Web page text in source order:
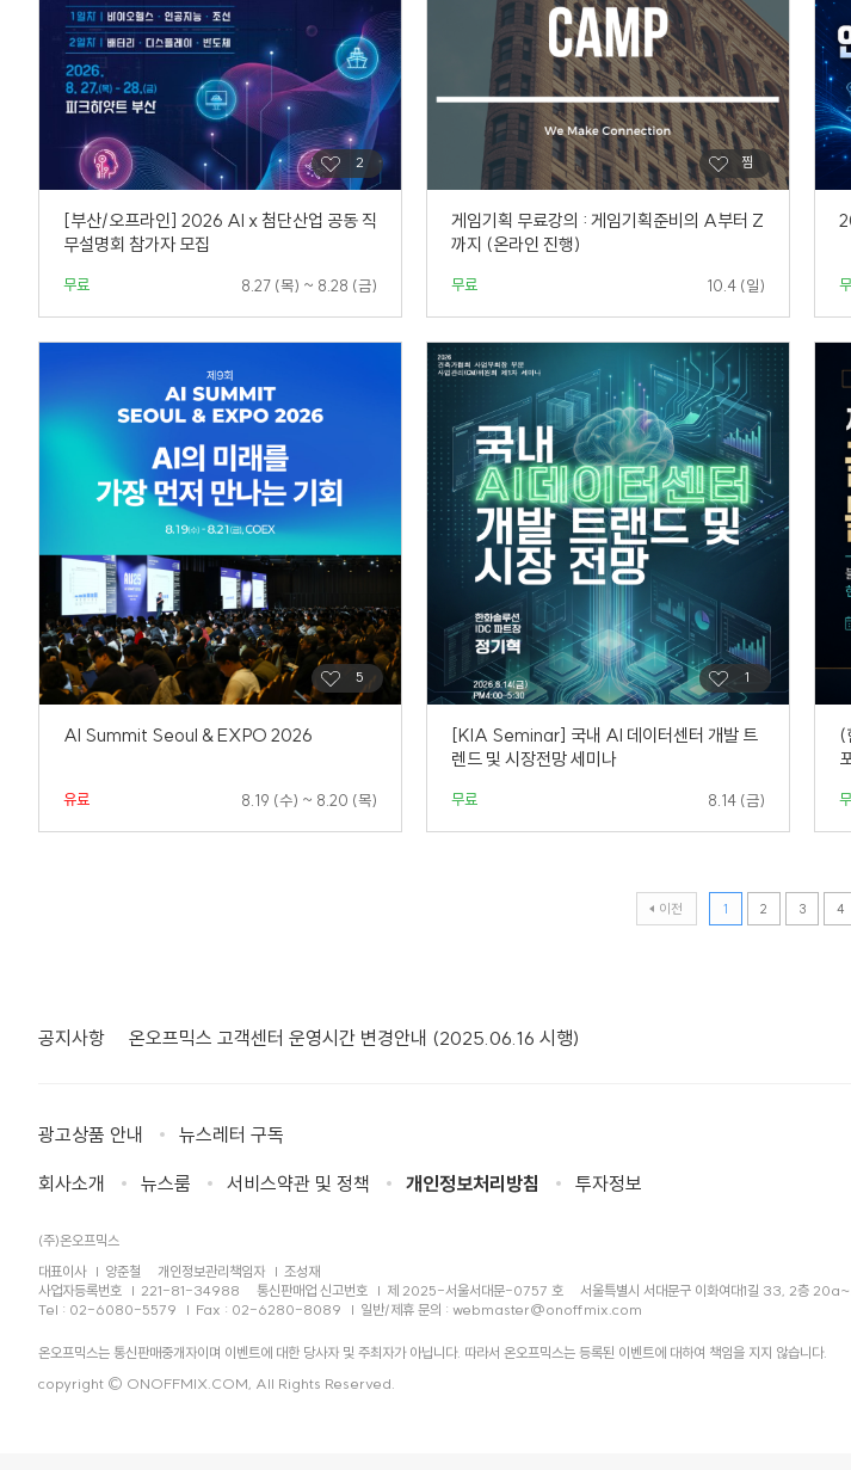
[부산/오프라인] 2026 AI x 첨단산업 공동 직
무설명회 참가자 모집
무료 8.27 (목) ~ 8.28 (금)
게임기획 무료강의 : 게임기획준비의 A부터 Z
까지 (온라인 진행)
무료 10.4 (일)
AI Summit Seoul & EXPO 2026
유료 8.19 (수) ~ 8.20 (목)
[KIA Seminar] 국내 AI 데이터센터 개발 트
렌드 및 시장전망 세미나
무료 8.14 (금)
(
이전 1 2 3 4
공지사항 온오프믹스 고객센터 운영시간 변경안내 (2025.06.16 시행)
광고상품 안내 뉴스레터 구독
회사소개 뉴스룸 서비스약관 및 정책 개인정보처리방침 투자정보
(주)온오프믹스
대표이사
양준철 개인정보관리책임자
조성재
사업자등록번호
221-81-34988 통신판매업 신고번호 제 2025-서울서대문-0757 호
서울특별시 서대문구 이화여대1길 33, 2층
Tel : 02-6080-5579
Fax : 02-6280-8089 일반/제휴 문의 : webmaster@onoffmix.com
온오프믹스는 통신판매중개자이며 이벤트에 대한 당사자 및 주최자가 아닙니다. 따라서 온오프믹스는 등록된 이벤트에 대하여 책임을 지지 않습니다.
copyright © ONOFFMIX.COM, All Rights Reserved.